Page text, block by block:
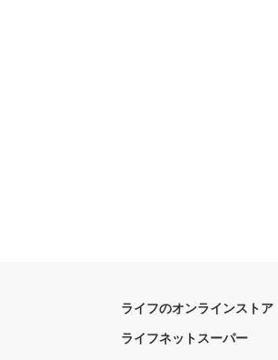
ライフのオンラインストア
ライフネットスーパー